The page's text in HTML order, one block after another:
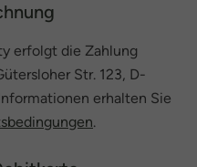
erfolgt die Zahlung
Str. 123, D-
erhalten Sie
.